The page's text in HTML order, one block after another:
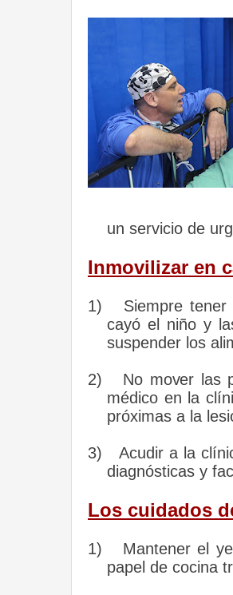
un servicio de
Inmovilizar en
1)
Siempre
cayó el niño y
suspender los
2)
No mover las
médico en la
próximas a la
3)
Acudir a la
diagnósticas y
Los cuidados
1)
Mantener el
papel de cocina